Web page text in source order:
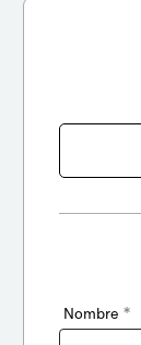
Nombre *